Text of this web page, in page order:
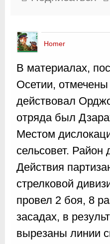
Homer
В материалах,
Осетии,
действовал
отряда был
Местом
сельсовет. Район
Действия
стрелковой
провел 2 боя, 8
засадах, в
вырезаны линии